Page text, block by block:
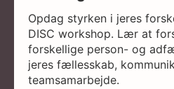
Opdag styrken i jeres
DISC workshop. Lær at
forskellige person- og
jeres fællesskab,
teamsamarbejde.